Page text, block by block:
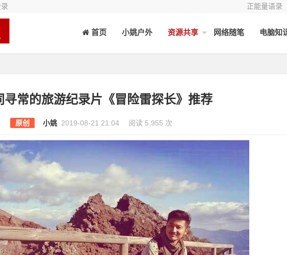
正能量语录
首页 小姚户外 资源共享 网络随笔 电脑知
寻常的旅游纪录片《冒险雷探长》推荐
原创 小姚 2019-08-21 21:04 阅读 5,955 次